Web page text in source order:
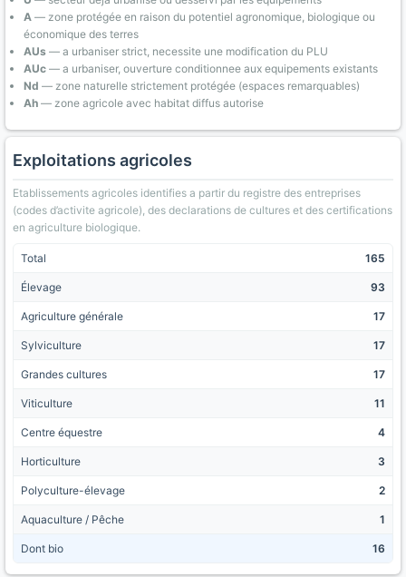
A — zone protégée en raison du potentiel agronomique, biologique ou
économique des terres
AUs — a urbaniser strict, necessite une modification du PLU
AUc — a urbaniser, ouverture conditionnee aux equipements existants
Nd — zone naturelle strictement protégée (espaces remarquables)
Ah — zone agricole avec habitat diffus autorise
Exploitations agricoles
Etablissements agricoles identifies a partir du registre des entreprises
(codes d’activite agricole), des declarations de cultures et des certifications
en agriculture biologique.
Total 165
Élevage 93
Agriculture générale 17
Sylviculture 17
Grandes cultures 17
Viticulture 11
Centre équestre 4
Horticulture 3
Polyculture-élevage 2
Aquaculture / Pêche 1
Dont bio 16